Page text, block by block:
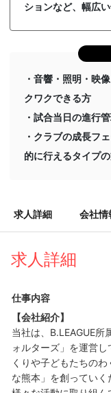
ションなど、幅広
・音響・照明・映
クワクできる方
・試合当日の進行
・クラブの成長フ
的に行えるタイプ
求人詳細 会社情
求人詳細
仕事内容
【会社紹介】
当社は、B.LEAGUE
ォルターズ」を運営
くりや子どもたちの
な熊本」を創ってい